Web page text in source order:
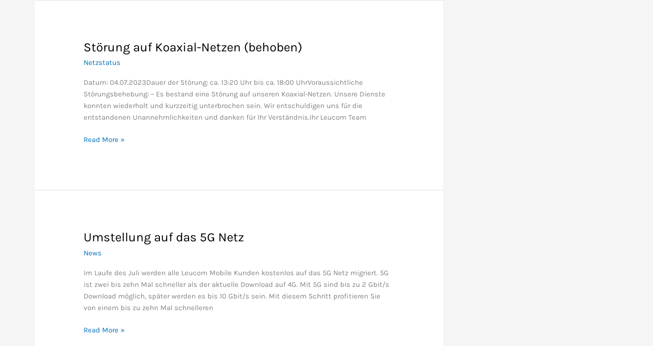
Störung auf Koaxial-Netzen (behoben)
Netzstatus
Datum: 04.07.2023Dauer der Störung: ca. 13:20 Uhr bis ca. 18:00 UhrVoraussichtliche
Störungsbehebung: – Es bestand eine Störung auf unseren Koaxial-Netzen. Unsere Dienste
konnten wiederholt und kurzzeitig unterbrochen sein. Wir entschuldigen uns für die
entstandenen Unannehmlichkeiten und danken für Ihr Verständnis.Ihr Leucom Team
Störung
Koaxial-
Netzen
(behoben)
Read More »
Umstellung auf das 5G Netz
News
Im Laufe des Juli werden alle Leucom Mobile Kunden kostenlos auf das 5G Netz migriert. 5G
ist zwei bis zehn Mal schneller als der aktuelle Download auf 4G. Mit 5G sind bis zu 2 Gbit/s
Download möglich, später werden es bis 10 Gbit/s sein. Mit diesem Schritt profitieren Sie
von einem bis zu zehn Mal schnelleren
Umstellung
das
5G
Netz
Read More »